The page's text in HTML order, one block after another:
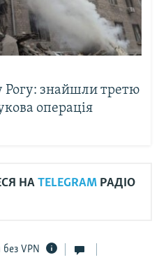
Рогу: знайшли третю
операція
НА TELEGRAM РАДІО
VPN